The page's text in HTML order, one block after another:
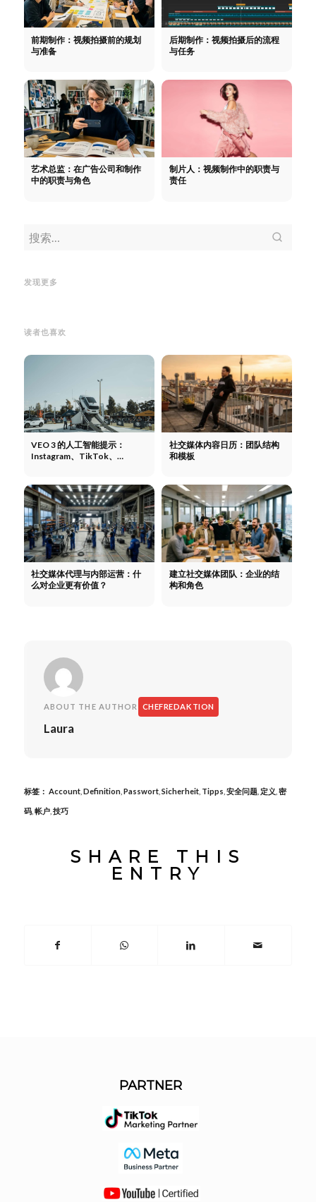
前期制作：视频拍摄前的规划
与准备
后期制作：视频拍摄后的流程
与任务
艺术总监：在广告公司和制作
中的职责与角色
制片人：视频制作中的职责与
责任
发现更多
色导演：在视频制作中的职责与
读者也喜欢
VEO 3 的人工智能提示：
Instagram、TikTok、
社交媒体内容日历：团队结构
和模板
社交媒体代理与内部运营：什
么对企业更有价值？
建立社交媒体团队：企业的结
构和角色
ABOUT THE AUTHOR CHEFREDAKTION
Laura
标签： Account, Definition, Passwort, Sicherheit, Tipps 安全问题, 定义 密
码, 帐户, 技巧
SHARE THIS
ENTRY
PARTNER